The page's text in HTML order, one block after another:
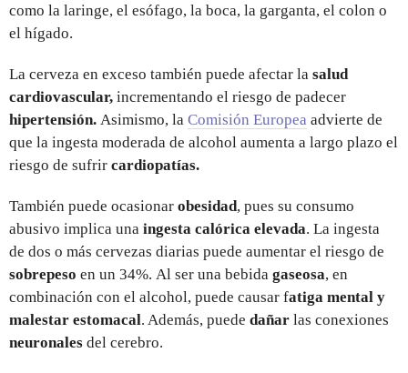
como la laringe, el esófago, la boca, la garganta, el colon o
el hígado.
La cerveza en exceso también puede afectar la salud
cardiovascular, incrementando el riesgo de padecer
hipertensión. Asimismo, la Comisión Europea advierte de
que la ingesta moderada de alcohol aumenta a largo plazo el
riesgo de sufrir cardiopatías.
También puede ocasionar obesidad, pues su consumo
abusivo implica una ingesta calórica elevada. La ingesta
de dos o más cervezas diarias puede aumentar el riesgo de
sobrepeso en un 34%. Al ser una bebida gaseosa, en
combinación con el alcohol, puede causar fatiga mental y
malestar estomacal. Además, puede dañar las conexiones
neuronales del cerebro.